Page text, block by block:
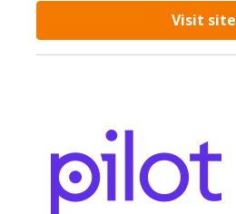
Visit site